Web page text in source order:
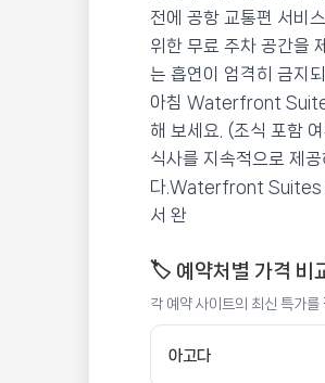
전에 공항 교통편 서비
위한 무료 주차 공간을
는 흡연이 엄격히 금지
아침 Waterfront
해 보세요. (조식 포함
식사를 지속적으로 제
다.Waterfront Suites
서 완
🏷️ 예약처별 가격 비
각 예약 사이트의 최신 특가를
아고다